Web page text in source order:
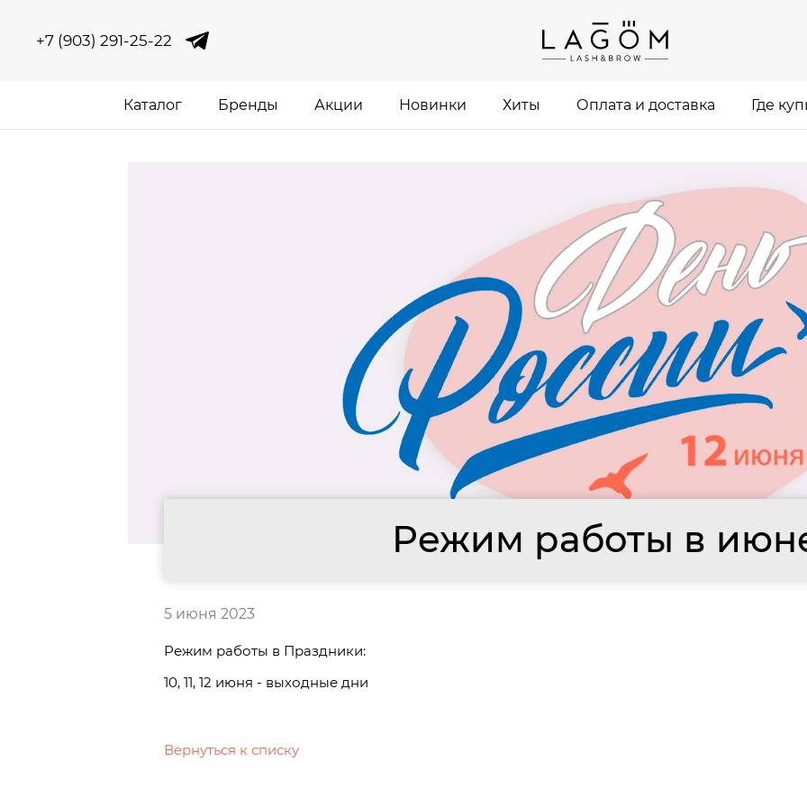
+7 (903) 291-25-22
Каталог Бренды Акции Новинки Хиты Оплата и доставка Где
Режим работы в
5 июня 2023
Режим работы в Праздники:
10, 11, 12 июня - выходные дни
Вернуться к списку